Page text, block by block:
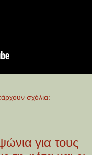
σχόλια:
για τους